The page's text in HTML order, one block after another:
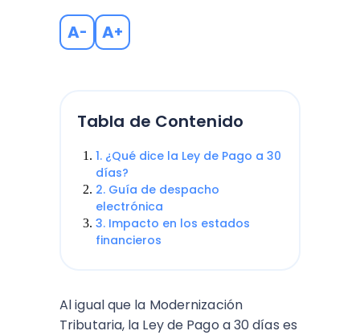
A- A+
Tabla de Contenido
1. ¿Qué dice la Ley de Pago a 30
días?
2. Guía de despacho
electrónica
3. Impacto en los estados
financieros
Al igual que la Modernización
Tributaria, la Ley de Pago a 30 días es